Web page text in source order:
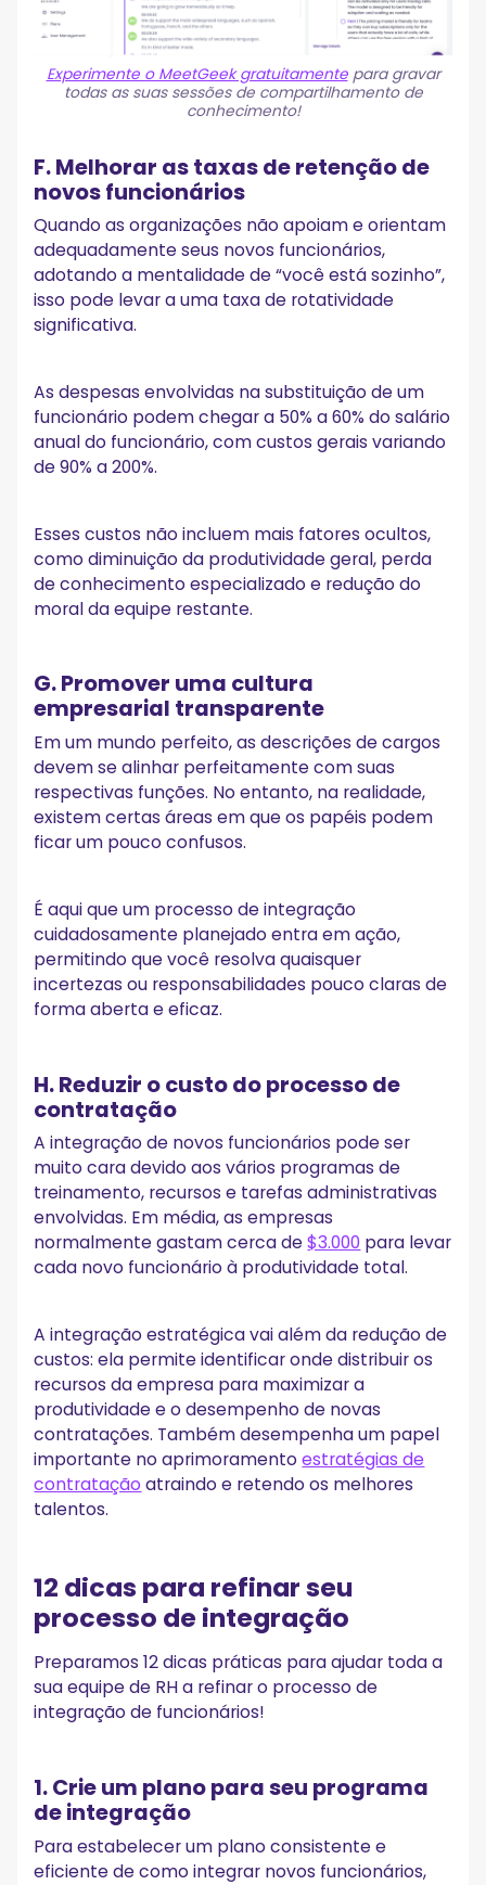
Experimente o MeetGeek gratuitamentepara gravar
todas as suas sessões de compartilhamento de
conhecimento!
F. Melhorar as taxas de retenção de
novos funcionários
Quando as organizações não apoiam e orientam
adequadamente seus novos funcionários,
adotando a mentalidade de “você está sozinho”,
isso pode levar a uma taxa de rotatividade
significativa.
As despesas envolvidas na substituição de um
funcionário podem chegar a 50% a 60% do salário
anual do funcionário, com custos gerais variando
de 90% a 200%.
Esses custos não incluem mais fatores ocultos,
como diminuição da produtividade geral, perda
de conhecimento especializado e redução do
moral da equipe restante.
G. Promover uma cultura
empresarial transparente
Em um mundo perfeito, as descrições de cargos
devem se alinhar perfeitamente com suas
respectivas funções. No entanto, na realidade,
existem certas áreas em que os papéis podem
ficar um pouco confusos.
É aqui que um processo de integração
cuidadosamente planejado entra em ação,
permitindo que você resolva quaisquer
incertezas ou responsabilidades pouco claras de
forma aberta e eficaz.
H. Reduzir o custo do processo de
contratação
A integração de novos funcionários pode ser
muito cara devido aos vários programas de
treinamento, recursos e tarefas administrativas
envolvidas. Em média, as empresas
normalmente gastam cerca de$3.000 para levar
cada novo funcionário à produtividade total.
A integração estratégica vai além da redução de
custos: ela permite identificar onde distribuir os
recursos da empresa para maximizar a
produtividade e o desempenho de novas
contratações. Também desempenha um papel
importante no aprimoramentoestratégias de
contratação atraindo e retendo os melhores
talentos.
12 dicas para refinar seu
processo de integração
Preparamos 12 dicas práticas para ajudar toda a
sua equipe de RH a refinar o processo de
integração de funcionários!
1. Crie um plano para seu programa
de integração
Para estabelecer um plano consistente e
eficiente de como integrar novos funcionários,